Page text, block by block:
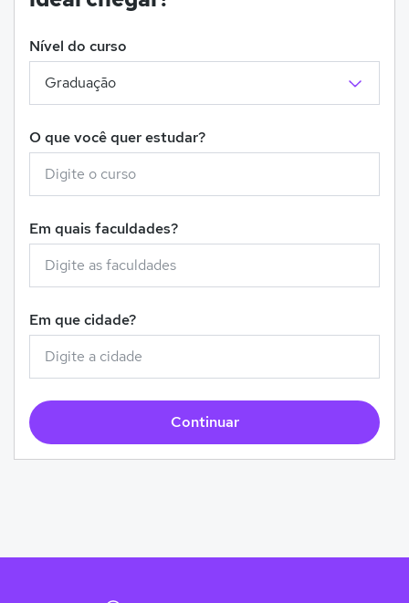
Nível do curso
O que você quer estudar?
Em quais faculdades?
Em que cidade?
Continuar